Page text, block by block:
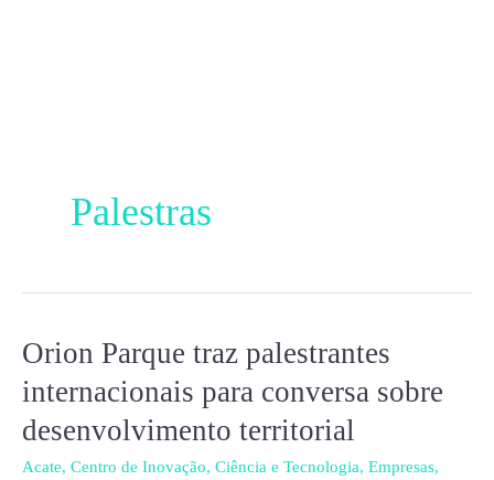
Palestras
Orion Parque traz palestrantes
internacionais para conversa sobre
desenvolvimento territorial
Acate, Centro de Inovação, Ciência e Tecnologia, Empresas,
Orion
Parque
traz
palestrantes
internacionais